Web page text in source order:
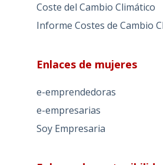
Coste del Cambio Climático
Informe Costes de Cambio
Enlaces de mujeres
e-emprendedoras
e-empresarias
Soy Empresaria